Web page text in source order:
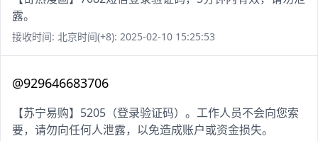
露。
接收时间: 北京时间(+8): 2025-02-10 15:25:53
@929646683706
【苏宁易购】5205（登录验证码）。工作人员不会向您索
要，请勿向任何人泄露，以免造成账户或资金损失。